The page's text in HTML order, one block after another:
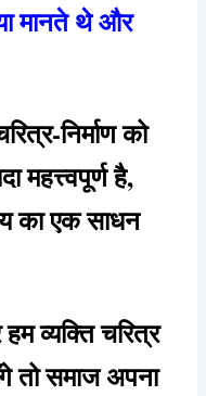
मानते थे और
निर्माण को
महत्त्वपूर्ण है,
का एक साधन
व्यक्ति चरित्र
तो समाज अपना